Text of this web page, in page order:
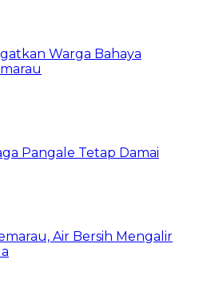
Warga Bahaya
Pangale Tetap Damai
Air Bersih Mengalir